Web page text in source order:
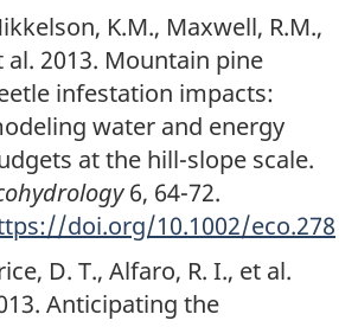
K.M., Maxwell, R.M.,
al. 2013. Mountain pine
infestation impacts:
water and energy
at the hill-slope scale.
6, 64-72.
doi.org/10.1002/eco.278
D. T., Alfaro, R. I., et al.
Anticipating the